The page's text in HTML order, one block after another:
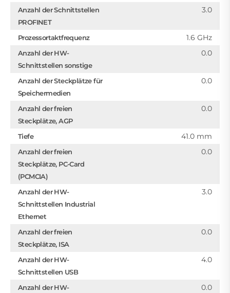
Anzahl der Schnittstellen
PROFINET
3.0
Prozessortaktfrequenz 1.6 GHz
Anzahl der HW-
Schnittstellen sonstige
0.0
Anzahl der Steckplätze für
Speichermedien
0.0
Anzahl der freien
Steckplätze, AGP
0.0
Tiefe 41.0 mm
Anzahl der freien
Steckplätze, PC-Card
(PCMCIA)
0.0
Anzahl der HW-
Schnittstellen Industrial
Ethernet
3.0
Anzahl der freien
Steckplätze, ISA
0.0
Anzahl der HW-
Schnittstellen USB
4.0
Anzahl der HW-
0.0